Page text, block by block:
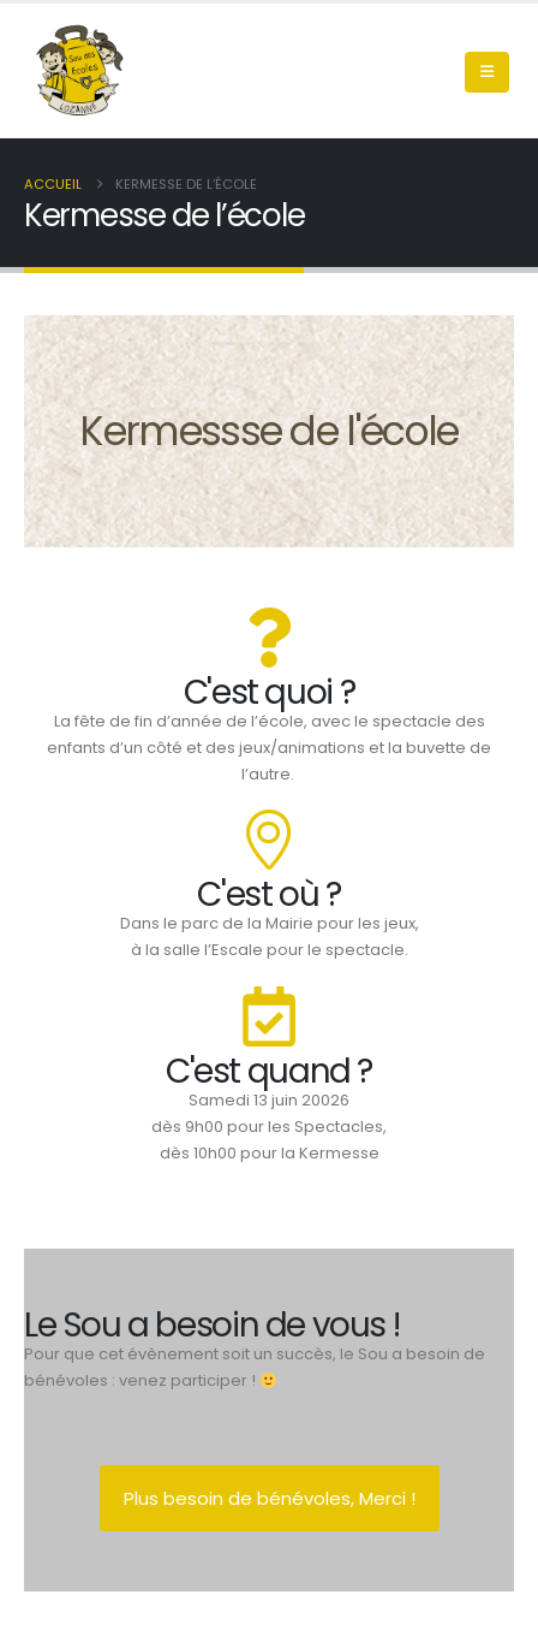
ACCUEIL KERMESSE DE L’ÉCOLE
Kermesse de l’école
Kermessse de l'école
C'est quoi ?
La fête de fin d’année de l’école, avec le spectacle des
enfants d’un côté et des jeux/animations et la buvette de
l’autre.
C'est où ?
Dans le parc de la Mairie pour les jeux,
à la salle l’Escale pour le spectacle.
C'est quand ?
Samedi 13 juin 20026
dès 9h00 pour les Spectacles,
dès 10h00 pour la Kermesse
Le Sou a besoin de vous !
Pour que cet évènement soit un succès, le Sou a besoin de
bénévoles : venez participer !
Plus besoin de bénévoles, Merci !